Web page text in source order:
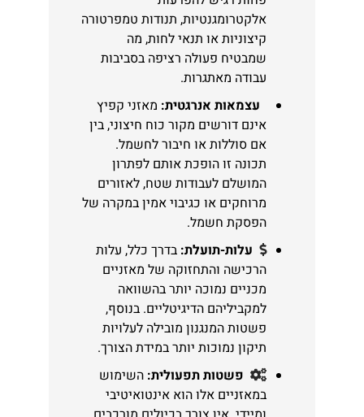
אלקטרומגנטיות, תנודות טמפרטורה
קיצוניות או תנאי לחות, מה
שמבטיח פעולה רציפה בסביבות
עבודה מאתגרות.
עצמאות אנרגטית: מאזני קפיץ
אינם דורשים מקור כוח חיצוני, בין
אם סוללות או חיבור לחשמל.
תכונה זו הופכת אותם לפתרון
המושלם לעבודות שטח, לאזורים
מרוחקים או כגיבוי אמין במקרה של
הפסקת חשמל.
עלות-תועלת: בדרך כלל, עלות
הרכישה והתחזוקה של מאזניים
מכניים נמוכה יותר בהשוואה
למקביליהם הדיגיטליים. בנוסף,
פשטות המנגנון מובילה לעלויות
תיקון נמוכות יותר במידת הצורך.
פשטות תפעולית: השימוש
במאזניים אלו הוא אינטואיטיבי